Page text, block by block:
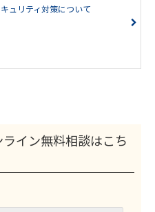
ュリティ対策について
ライン無料相談はこち